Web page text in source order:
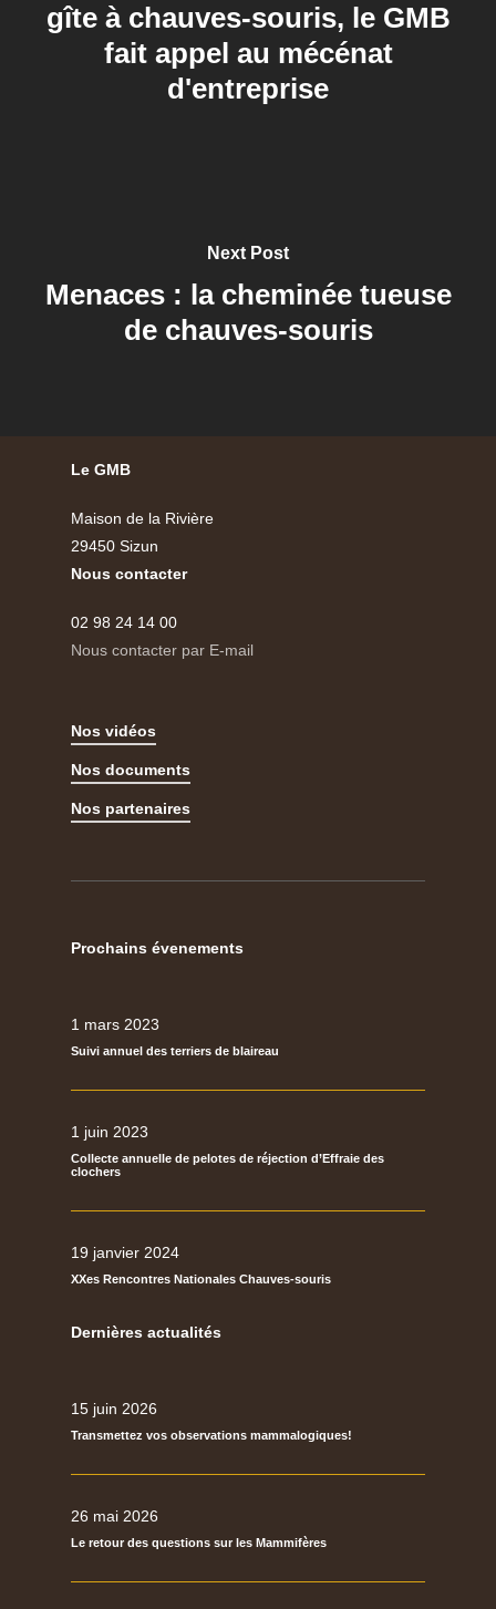
gîte à chauves-souris, le GMB
fait appel au mécénat
d'entreprise
Next Post
Menaces : la cheminée tueuse
de chauves-souris
Le GMB
Maison de la Rivière
29450 Sizun
Nous contacter
02 98 24 14 00
Nous contacter par E-mail
Nos vidéos
Nos documents
Nos partenaires
Prochains évenements
1 mars 2023
Suivi annuel des terriers de blaireau
1 juin 2023
Collecte annuelle de pelotes de réjection d’Effraie des
clochers
19 janvier 2024
XXes Rencontres Nationales Chauves-souris
Dernières actualités
15 juin 2026
Transmettez vos observations mammalogiques!
26 mai 2026
Le retour des questions sur les Mammifères